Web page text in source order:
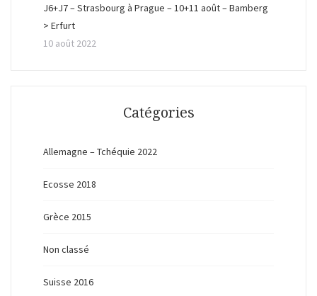
J6+J7 – Strasbourg à Prague – 10+11 août – Bamberg
> Erfurt
10 août 2022
Catégories
Allemagne – Tchéquie 2022
Ecosse 2018
Grèce 2015
Non classé
Suisse 2016